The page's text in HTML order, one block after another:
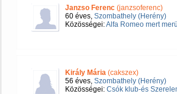
Janzso Ferenc (janzsoferenc)
60 éves, Szombathely (Herény)
Közösségei:Alfa Romeo mert
Király Mária (cakszex)
56 éves, Szombathely (Herény)
Közösségei: Csók klub-és